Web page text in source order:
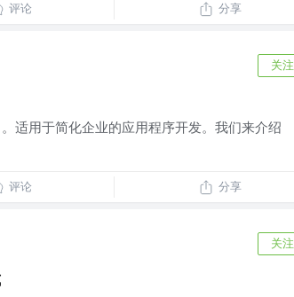
评论 分享
关注
适用于简化企业的应用程序开发。我们来介绍
评论 分享
关注